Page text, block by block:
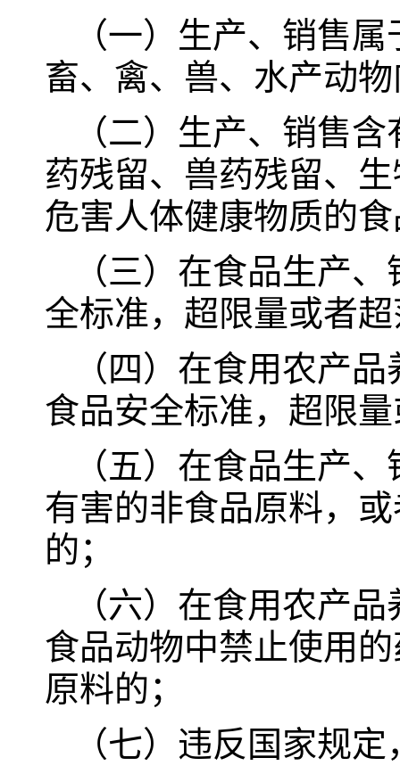
（一）生产、销售
畜、禽、兽、水产动
（二）生产、销售
药残留、兽药残留、
危害人体健康物质的
（三）在食品生产
全标准，超限量或者
（四）在食用农产
食品安全标准，超限
（五）在食品生产
有害的非食品原料，
的；
（六）在食用农产
食品动物中禁止使用
原料的；
（七）违反国家规